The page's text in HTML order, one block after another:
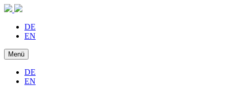
DE
EN
Menü
DE
EN